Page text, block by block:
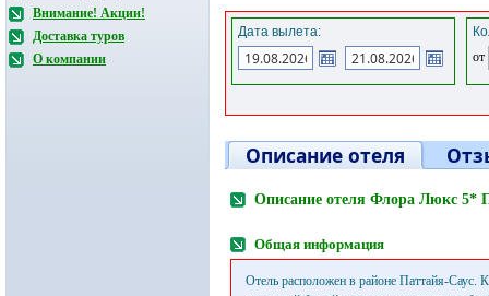
Внимание! Акции!
Доставка туров
О компании
Дата вылета:
от
Описание отеля
Описание отеля Флора Люкс 5*
Общая информация
Отель расположен в районе Паттайя-Саус.